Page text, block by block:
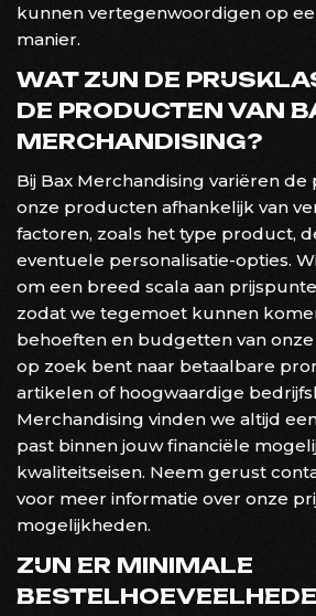
kunnen vertegenwoordigen op
manier.
WAT ZIJN DE
DE PRODUCTEN VAN
MERCHANDISING?
Bij Bax Merchandising variëren de
onze producten afhankelijk van
factoren, zoals het type product,
eventuele personalisatie-opties.
om een breed scala aan
zodat we tegemoet kunnen
behoeften en budgetten van onze
op zoek bent naar betaalbare
artikelen of hoogwaardige
Merchandising vinden we altijd
past binnen jouw financiële
kwaliteitseisen. Neem gerust
voor meer informatie over onze
mogelijkheden.
ZIJN ER MINIMALE